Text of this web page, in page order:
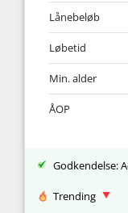
Lånebeløb
Løbetid
Min. alder
ÅOP
Godkendelse:
Trending